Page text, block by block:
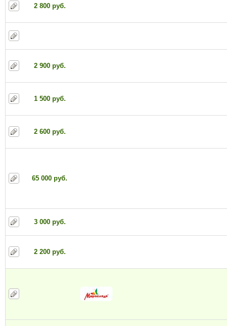
2 800 руб.
2 900 руб.
1 500 руб.
2 600 руб.
65 000 руб.
3 000 руб.
2 200 руб.